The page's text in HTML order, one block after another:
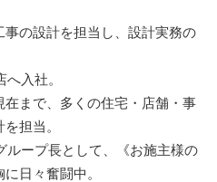
の設計を担当し、設計実務の
入社。
まで、多くの住宅・店舗・事
担当。
ループ長として、《お施主様の
日々奮闘中。